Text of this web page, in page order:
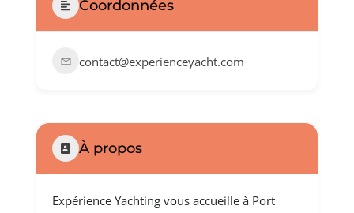
Saisir une annonce
Coordonnées
contact@experienceyacht.com
À propos
Expérience Yachting vous accueille à Port